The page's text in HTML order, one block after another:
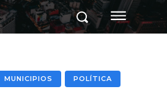
MUNICIPIOS POLÍTICA